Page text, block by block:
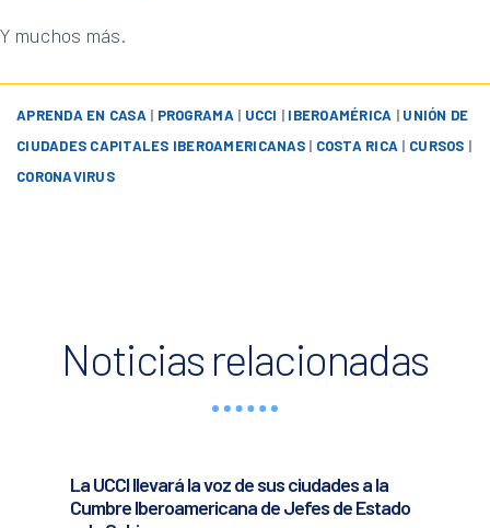
Y muchos más.
APRENDA EN CASA | PROGRAMA | UCCI | IBEROAMÉRICA | UNIÓN DE
CIUDADES CAPITALES IBEROAMERICANAS| COSTA RICA | CURSOS |
CORONAVIRUS
Noticias relacionadas
La UCCI llevará la voz de sus ciudades a la
Cumbre Iberoamericana de Jefes de Estado